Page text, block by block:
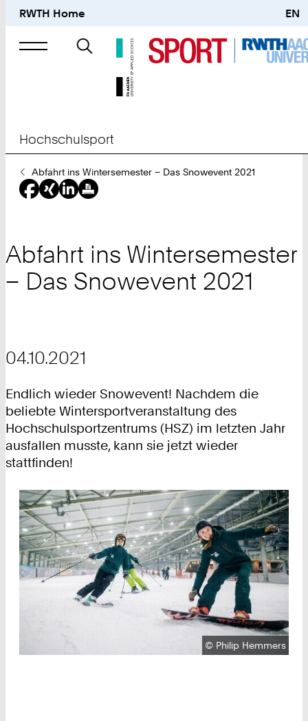
RWTH Home EN
Suche
nach
Hochschulsport
Sie
sind
hier:
Abfahrt ins Wintersemester – Das Snowevent 2021
Abfahrt ins Wintersemester
– Das Snowevent 2021
04.10.2021
Endlich wieder Snowevent! Nachdem die
beliebte Wintersportveranstaltung des
Hochschulsportzentrums (HSZ) im letzten Jahr
ausfallen musste, kann sie jetzt wieder
stattfinden!
Urheberrecht:
© Philip Hemmers